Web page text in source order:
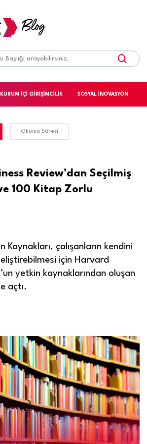
KURUM İÇİ GİRİŞİMCİLİK SOSYAL İNOVASYON
Okuma Süresi
Review’dan Seçilmiş
100 Kitap Zorlu
Kaynakları, çalışanların kendini
için Harvard
yetkin kaynaklarından oluşan
açtı.